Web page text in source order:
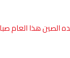
تين”، وهو رقم 23 الذى